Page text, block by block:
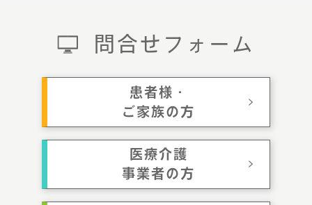
問合せフォーム
患者様・
ご家族の方
医療介護
事業者の方